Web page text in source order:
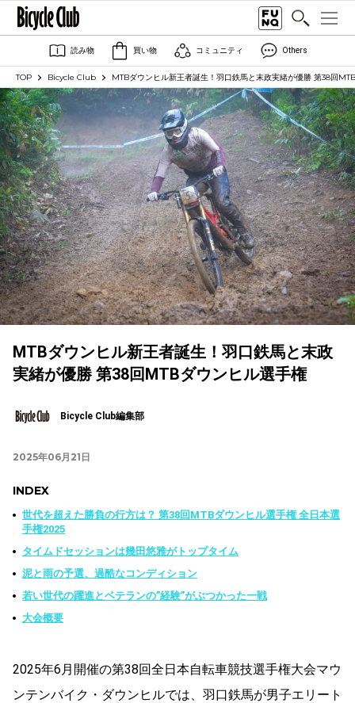
読み物 買い物 コミュニティ Others
TOP Bicycle Club MTBダウンヒル新王者誕生！羽口鉄馬と末政実緒が優勝 第38回
MTBダウンヒル新王者誕生！羽口鉄馬と末政
実緒が優勝 第38回MTBダウンヒル選手権
Bicycle Club編集部
2025年06月21日
INDEX
世代を超えた勝負の行方は？ 第38回MTBダウンヒル選手権 全日本選
手権2025
タイムドセッションは幾田悠雅がトップタイム
泥と雨の予選、過酷なコンディション
若い世代の躍進とベテランの”経験”がぶつかった一戦
大会概要
2025年6月開催の第38回全日本自転車競技選手権大会マウ
ンテンバイク・ダウンヒルでは、羽口鉄馬が男子エリート